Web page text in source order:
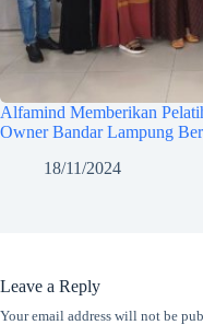
Alfamind Memberikan
Owner Bandar Lampung
18/11/2024
Leave a Reply
Your email address will not be